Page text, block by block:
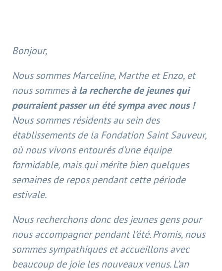
Bonjour,
Nous sommes Marceline, Marthe et Enzo, et
nous sommesà la recherche de jeunes qui
pourraient passer un été sympa avec nous !
Nous sommes résidents au sein des
établissements de la Fondation Saint Sauveur,
où nous vivons entourés d’une équipe
formidable, mais qui mérite bien quelques
semaines de repos pendant cette période
estivale.
Nous recherchons donc des jeunes gens pour
nous accompagner pendant l’été. Promis, nous
sommes sympathiques et accueillons avec
beaucoup de joie les nouveaux venus. L’an